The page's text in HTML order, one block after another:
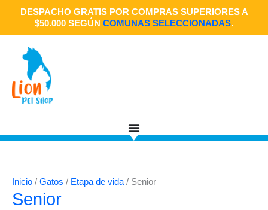
contenido
DESPACHO GRATIS POR COMPRAS SUPERIORES A
$50.000 SEGÚN COMUNAS SELECCIONADAS.
Inicio / Gatos / Etapa de vida / Senior
Senior